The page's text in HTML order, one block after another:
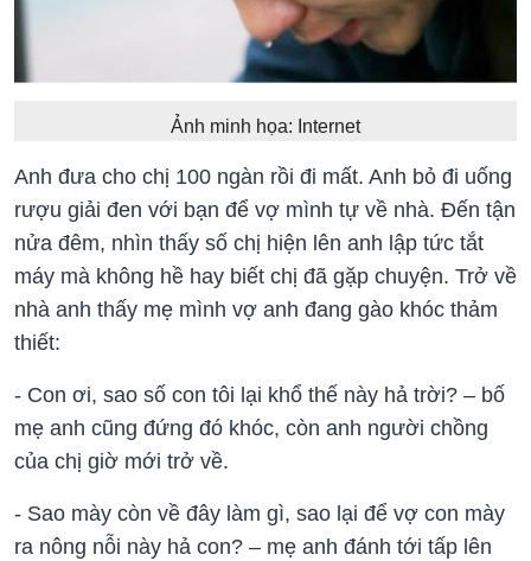
Ảnh minh họa: Internet
Anh đưa cho chị 100 ngàn rồi đi mất. Anh bỏ đi uống
rượu giải đen với bạn để vợ mình tự về nhà. Đến tận
nửa đêm, nhìn thấy số chị hiện lên anh lập tức tắt
máy mà không hề hay biết chị đã gặp chuyện. Trở về
nhà anh thấy mẹ mình vợ anh đang gào khóc thảm
thiết:
- Con ơi, sao số con tôi lại khổ thế này hả trời? – bố
mẹ anh cũng đứng đó khóc, còn anh người chồng
của chị giờ mới trở về.
- Sao mày còn về đây làm gì, sao lại để vợ con mày
ra nông nỗi này hả con? – mẹ anh đánh tới tấp lên